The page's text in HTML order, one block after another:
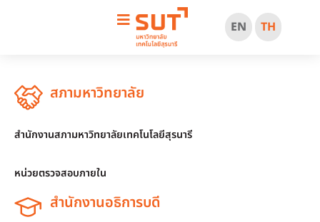
EN TH
สภามหาวิทยาลัย
สำนักงานสภามหาวิทยาลัยเทคโนโลยีสุรนารี
หน่วยตรวจสอบภายใน
สำนักงานอธิการบดี